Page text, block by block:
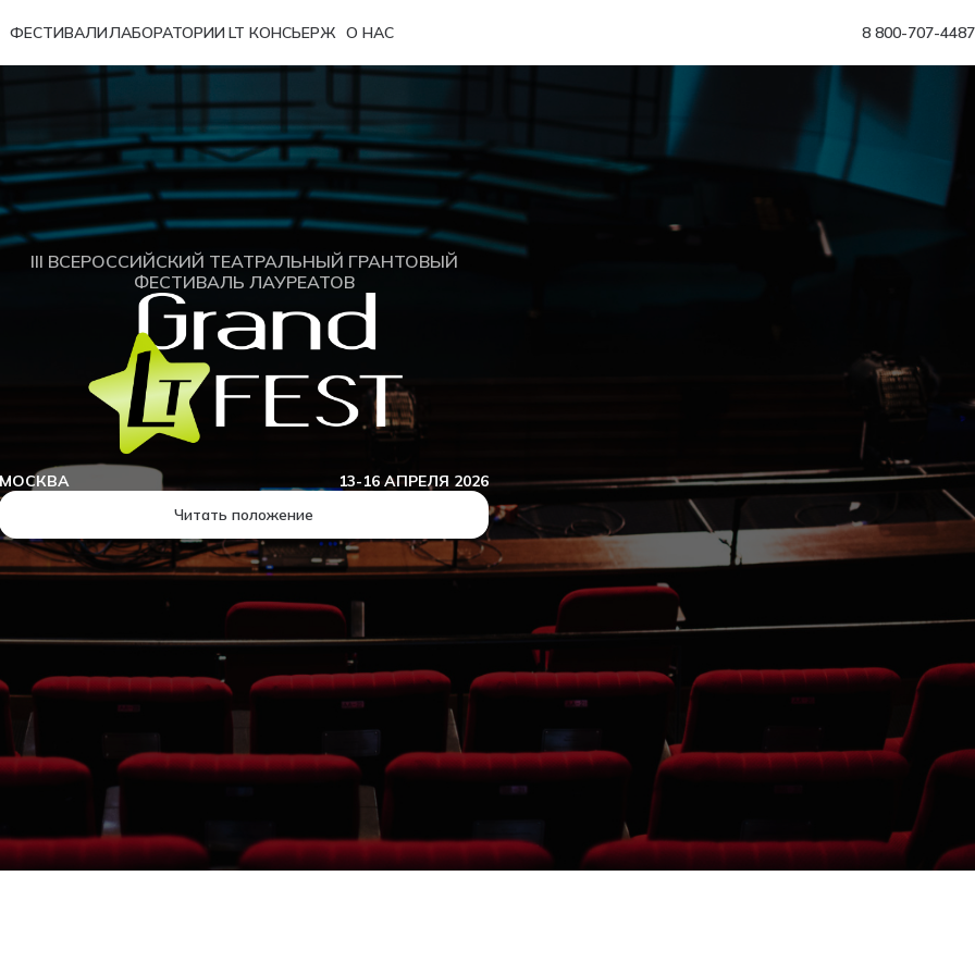
8 800-707-4487
ФЕСТИВАЛИЛАБОРАТОРИИ LT КОНСЬЕРЖ О НАС
III ВСЕРОССИЙСКИЙ ТЕАТРАЛЬНЫЙ ГРАНТОВЫЙ
ФЕСТИВАЛЬ ЛАУРЕАТОВ
МОСКВА
13-16 АПРЕЛЯ 2026
Читать положение